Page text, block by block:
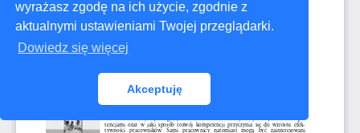
wyrażasz zgodę na ich użycie, zgodnie z
aktualnymi ustawieniami Twojej przeglądarki.
Dowiedz się więcej
Akceptuję